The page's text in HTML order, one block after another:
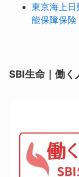
東京海上
能保障保険
SBI生命｜働く